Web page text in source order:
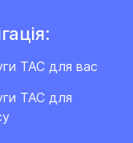
ТАС для вас
ТАС для